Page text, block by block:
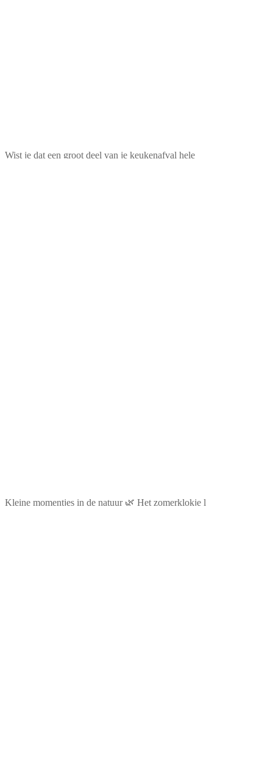
Wist je dat een groot deel van je keukenafval hele
Kleine momentjes in de natuur 🌿 Het zomerklokje l